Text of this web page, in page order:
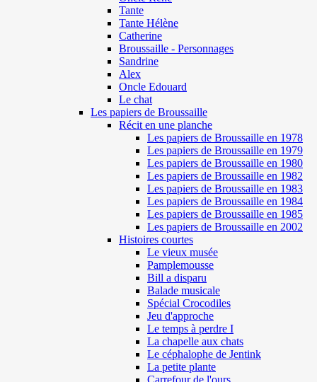
Tante
Tante Hélène
Catherine
Broussaille - Personnages
Sandrine
Alex
Oncle Edouard
Le chat
Les papiers de Broussaille
Récit en une planche
Les papiers de Broussaille en 1978
Les papiers de Broussaille en 1979
Les papiers de Broussaille en 1980
Les papiers de Broussaille en 1982
Les papiers de Broussaille en 1983
Les papiers de Broussaille en 1984
Les papiers de Broussaille en 1985
Les papiers de Broussaille en 2002
Histoires courtes
Le vieux musée
Pamplemousse
Bill a disparu
Balade musicale
Spécial Crocodiles
Jeu d'approche
Le temps à perdre I
La chapelle aux chats
Le céphalophe de Jentink
La petite plante
Carrefour de l'ours